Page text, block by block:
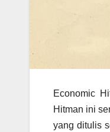
Economic
Hitman ini
yang ditulis